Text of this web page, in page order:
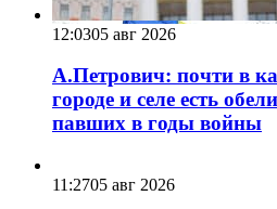
12:0305 авг 2026
А.Петрович: почти в
городе и селе есть
павших в годы войны
11:2705 авг 2026